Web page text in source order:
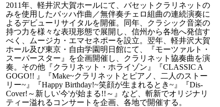
2011年、軽井沢大賀ホールにて、バセットクラリネットの
みを使用したバッハ作曲／無伴奏チェロ組曲の連続演奏に
よるデビューリサイタルを開催。同年、クラシック音楽の
持つ力を様々な表現形態で展開し、信州から各地へ発信す
べく、ムージカ・エマセネポーを設立。翌年、軽井沢大賀
ホール及び東京・自由学園明日館にて、『モーツァルト・
スーパースター』を企画開催し、クラリネット協奏曲を演
奏。その他『クラリネット・ホライゾン』『CLASSIC A
GOGO!! 』『Make~クラリネットとピアノ、二人のストー
リー~』『Happy Birthday!~笑顔が生まれるとき~』『Dis-
Cover!～新しい'今'が始まる!!～』など、斬新でオリジナリ
ティー溢れるコンサートを企画、各地で開催する。